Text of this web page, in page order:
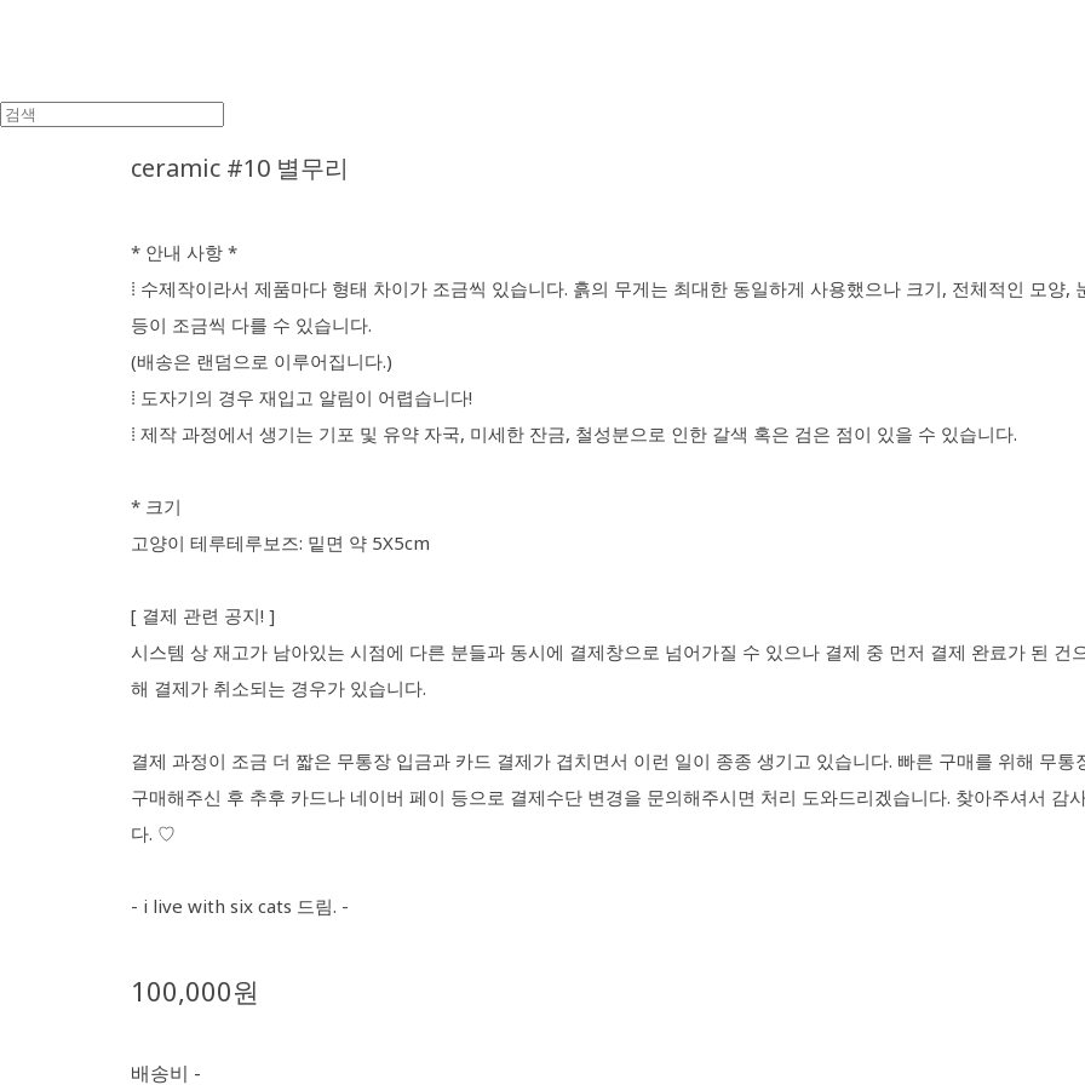
ceramic #10 별무리
* 안내 사항 *
⁞ 수제작이라서 제품마다 형태 차이가 조금씩 있습니다. 흙의 무게는 최대한 동일하게 사용했으나 크기, 전체적인 모양,
등이 조금씩 다를 수 있습니다.
(배송은 랜덤으로 이루어집니다.)
⁞ 도자기의 경우 재입고 알림이 어렵습니다!
⁞ 제작 과정에서 생기는 기포 및 유약 자국, 미세한 잔금, 철성분으로 인한 갈색 혹은 검은 점이 있을 수 있습니다.
* 크기
고양이 테루테루보즈: 밑면 약 5X5cm
[ 결제 관련 공지! ]
시스템 상 재고가 남아있는 시점에 다른 분들과 동시에 결제창으로 넘어가질 수 있으나 결제 중 먼저 결제 완료가 된 건
해 결제가 취소되는 경우가 있습니다.
결제 과정이 조금 더 짧은 무통장 입금과 카드 결제가 겹치면서 이런 일이 종종 생기고 있습니다. 빠른 구매를 위해 무통
구매해주신 후 추후 카드나 네이버 페이 등으로 결제수단 변경을 문의해주시면 처리 도와드리겠습니다. 찾아주셔서 감
다. ♡
- i live with six cats 드림. -
100,000원
배송비 -